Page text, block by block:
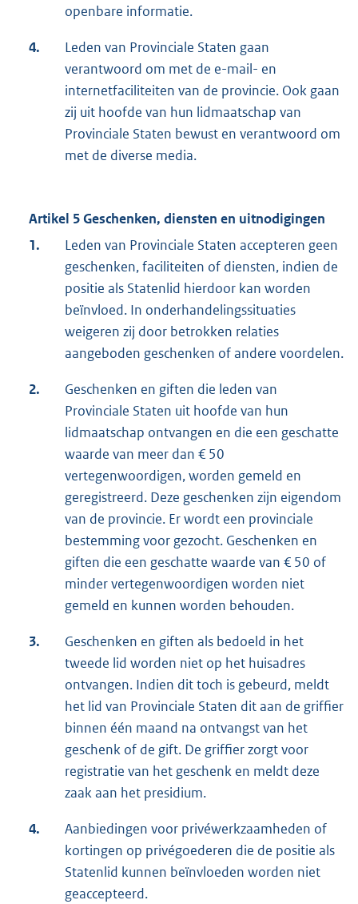
openbare informatie.
4.
Leden van Provinciale Staten gaan
verantwoord om met de e-mail- en
internetfaciliteiten van de provincie. Ook gaan
zij uit hoofde van hun lidmaatschap van
Provinciale Staten bewust en verantwoord om
met de diverse media.
Artikel 5 Geschenken, diensten en uitnodigingen
1.
Leden van Provinciale Staten accepteren geen
geschenken, faciliteiten of diensten, indien de
positie als Statenlid hierdoor kan worden
beïnvloed. In onderhandelingssituaties
weigeren zij door betrokken relaties
aangeboden geschenken of andere voordelen.
2.
Geschenken en giften die leden van
Provinciale Staten uit hoofde van hun
lidmaatschap ontvangen en die een geschatte
waarde van meer dan € 50
vertegenwoordigen, worden gemeld en
geregistreerd. Deze geschenken zijn eigendom
van de provincie. Er wordt een provinciale
bestemming voor gezocht. Geschenken en
giften die een geschatte waarde van € 50 of
minder vertegenwoordigen worden niet
gemeld en kunnen worden behouden.
3.
Geschenken en giften als bedoeld in het
tweede lid worden niet op het huisadres
ontvangen. Indien dit toch is gebeurd, meldt
het lid van Provinciale Staten dit aan de griffier
binnen één maand na ontvangst van het
geschenk of de gift. De griffier zorgt voor
registratie van het geschenk en meldt deze
zaak aan het presidium.
4.
Aanbiedingen voor privéwerkzaamheden of
kortingen op privégoederen die de positie als
Statenlid kunnen beïnvloeden worden niet
geaccepteerd.